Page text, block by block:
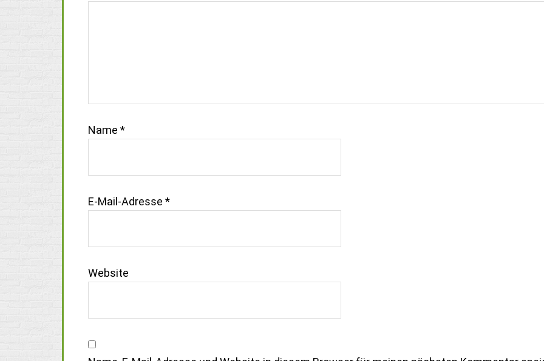
Name *
E-Mail-Adresse *
Website